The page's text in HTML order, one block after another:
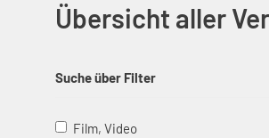
Übersicht aller
Suche über Filter
Film, Video